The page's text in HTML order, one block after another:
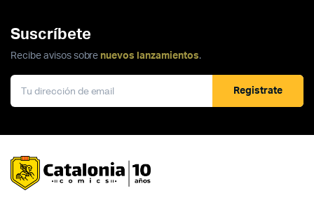
Suscríbete
Recibe avisos sobre nuevos lanzamientos.
Registrate